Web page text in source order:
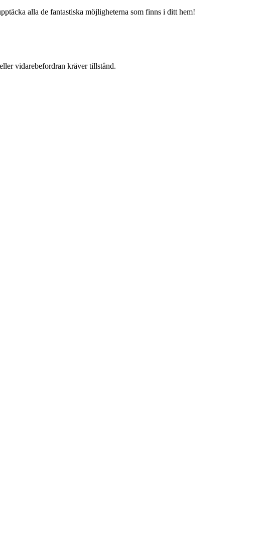
alla de fantastiska möjligheterna som finns i ditt hem!
vidarebefordran kräver tillstånd.